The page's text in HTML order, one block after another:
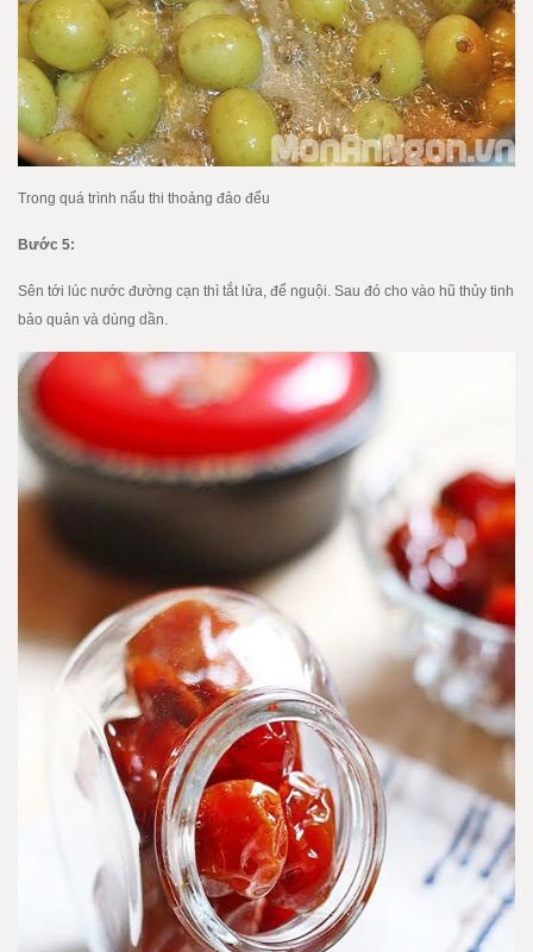
Trong quá trình nấu thi thoảng đảo đểu
Bước 5:
Sên tới lúc nước đường cạn thì tắt lửa, để nguội. Sau đó cho vào hũ thủy tinh
bảo quản và dùng dần.